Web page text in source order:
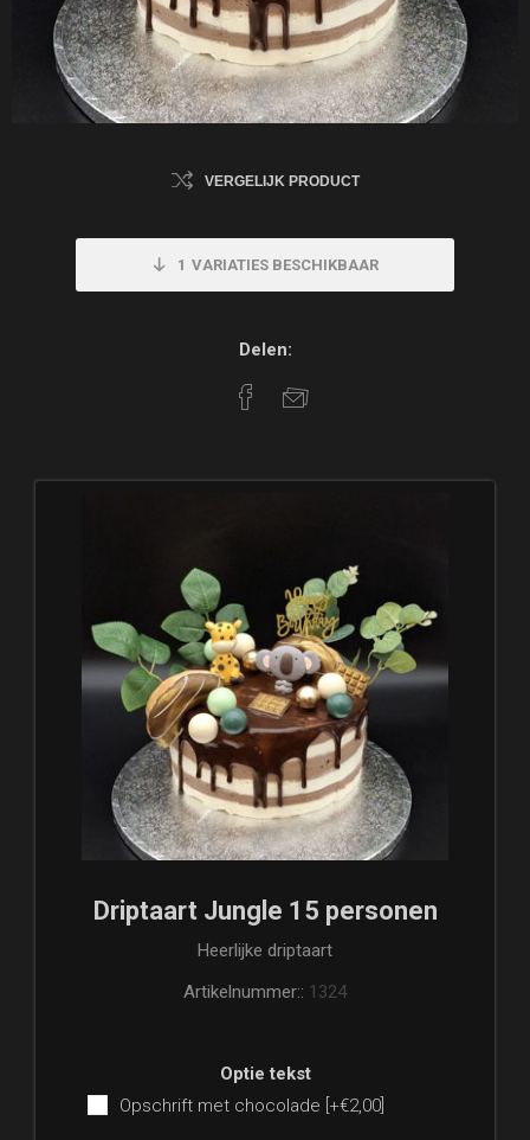
VERGELIJK PRODUCT
1 VARIATIES BESCHIKBAAR
Delen:
Driptaart Jungle 15 personen
Heerlijke driptaart
Artikelnummer:: 1324
Optie tekst
Opschrift met chocolade [+€2,00]